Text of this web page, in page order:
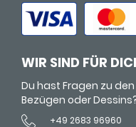
WIR SIND FÜR
Du hast Fragen zu
Bezügen oder
+49 2683 96960